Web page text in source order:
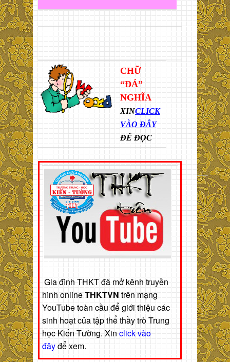
CHỮ
“ĐÁ”
NGHĨA
XINCLICK
VÀO ĐÂY
ĐỂ ĐỌC
Gia đình THKT đã mở kênh truyền
hình onlineTHKTVN trên mạng
YouTube toàn cầu để giới thiệu các
sinh hoạt của tập thể thầy trò Trung
học Kiến Tường. Xin click vào
đâyđể xem.